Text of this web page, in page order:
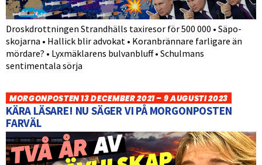
Droskdrottningen Strandhälls taxiresor för 500 000 • Säpo-
skojarna • Hallick blir advokat • Koranbrännare farligare än
mördare? • Lyxmäklarens bulvanbluff • Schulmans
sentimentala sörja
MORGONPOSTEN 13 DECEMBER 2021 – 9 AUGUSTI 2023
KÄRA LÄSARE! NU SÄGER VI PÅ MORGONPOSTEN
FARVÄL